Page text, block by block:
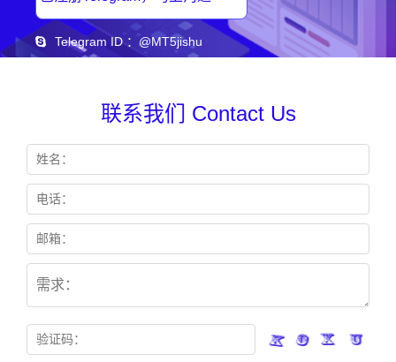
Telegram ID ：@MT5jishu
联系我们 Contact Us